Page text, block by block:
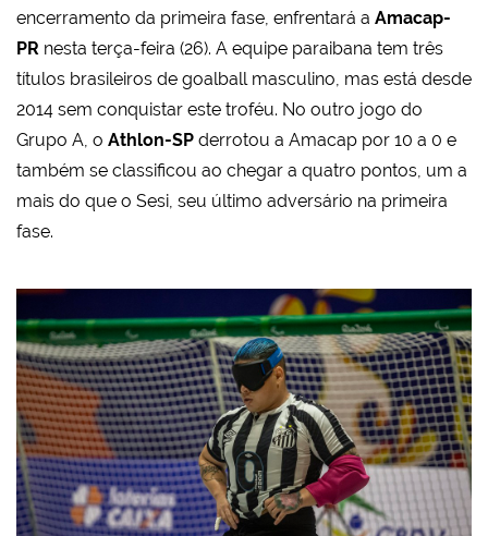
encerramento da primeira fase, enfrentará a Amacap-
PR nesta terça-feira (26). A equipe paraibana tem três
títulos brasileiros de goalball masculino, mas está desde
2014 sem conquistar este troféu. No outro jogo do
Grupo A, o Athlon-SP derrotou a Amacap por 10 a 0 e
também se classificou ao chegar a quatro pontos, um a
mais do que o Sesi, seu último adversário na primeira
fase.